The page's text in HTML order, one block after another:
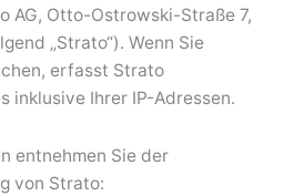
AG, Otto-Ostrowski-Straße 7,
„Strato“). Wenn Sie
erfasst Strato
inklusive Ihrer IP-Adressen.
entnehmen Sie der
von Strato: